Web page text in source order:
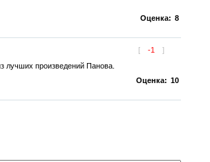
Оценка: 8
[ -1 ]
лучших произведений Панова.
Оценка: 10